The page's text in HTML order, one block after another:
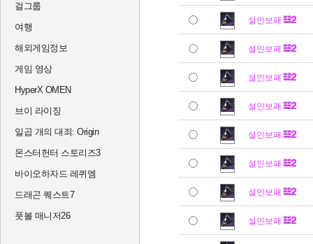
걸그룹
여행
해외게임정보
게임 영상
HyperX OMEN
브이 라이징
일곱 개의 대죄: Origin
몬스터헌터 스토리즈3
바이오하자드 레퀴엠
드래곤 퀘스트7
풋볼 매니저26
설인보패
설인보패
설인보패
설인보패
설인보패
설인보패
설인보패
설인보패